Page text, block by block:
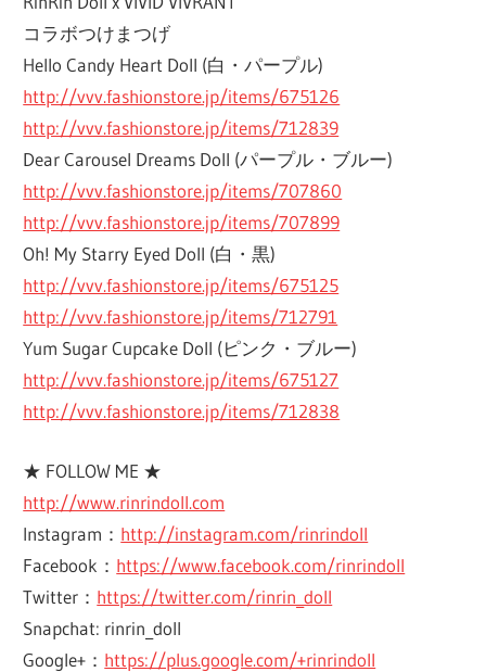
コラボつけまつげ
Hello Candy Heart Doll (白・パープル)
http://vvv.fashionstore.jp/items/675126
http://vvv.fashionstore.jp/items/712839
Dear Carousel Dreams Doll (パープル・ブルー)
http://vvv.fashionstore.jp/items/707860
http://vvv.fashionstore.jp/items/707899
Oh! My Starry Eyed Doll (白・黒)
http://vvv.fashionstore.jp/items/675125
http://vvv.fashionstore.jp/items/712791
Yum Sugar Cupcake Doll (ピンク・ブルー)
http://vvv.fashionstore.jp/items/675127
http://vvv.fashionstore.jp/items/712838
★ FOLLOW ME ★
http://www.rinrindoll.com
Instagram： http://instagram.com/rinrindoll
Facebook： https://www.facebook.com/rinrindoll
Twitter： https://twitter.com/rinrin_doll
Snapchat: rinrin_doll
Google+： https://plus.google.com/+rinrindoll